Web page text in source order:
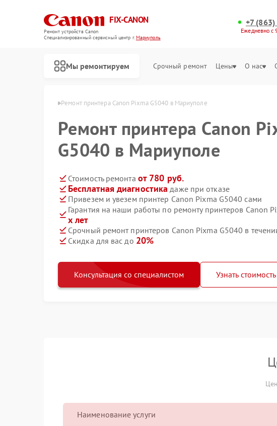
FIX-CANON
Ремонт устройств Canon
Специализированный cервисный центр г.Мариуполь
+7
Ежедневно с
Мы ремонтируем Срочный ремонт Цены О нас
в Мариуполе Ремонт принтера Canon Pixma G5040 в Мариуполе
Ремонт принтера Canon
G5040 в Мариуполе
Стоимость ремонта от 780 руб.
Бесплатная диагностика даже при отказе
Привезем и увезем принтер Canon Pixma G5040 сами
Гарантия на наши работы по ремонту принтеров Canon
х лет
Срочный ремонт принтеров Canon Pixma G5040 в
Скидка для вас до 20%
Консультация со специалистом Узнать
Наименование услуги